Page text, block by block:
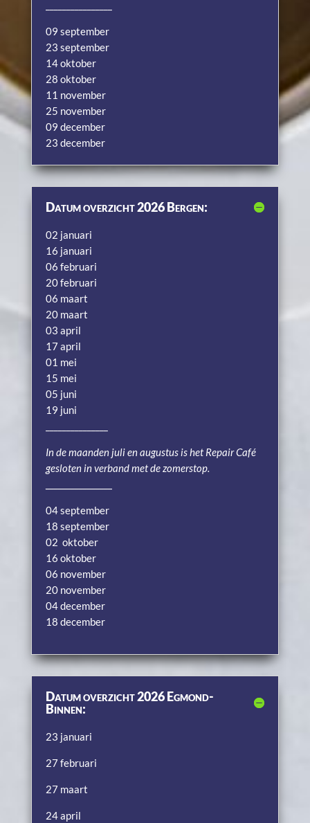
09 september
23 september
14 oktober
28 oktober
11 november
25 november
09 december
23 december
Datum overzicht 2026 Bergen:
02 januari
16 januari
06 februari
20 februari
06 maart
20 maart
03 april
17 april
01 mei
15 mei
05 juni
19 juni
In de maanden juli en augustus is het Repair Café
gesloten in verband met de zomerstop.
04 september
18 september
02 oktober
16 oktober
06 november
20 november
04 december
18 december
Datum overzicht 2026 Egmond-
Binnen:
23 januari
27 februari
27 maart
24 april